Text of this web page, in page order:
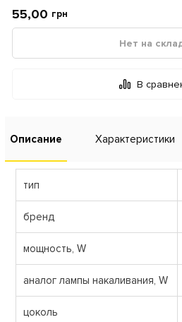
55,00 грн
Нет на
В
Описание Характеристики
тип
бренд
мощность, W
аналог лампы накаливания, W
цоколь